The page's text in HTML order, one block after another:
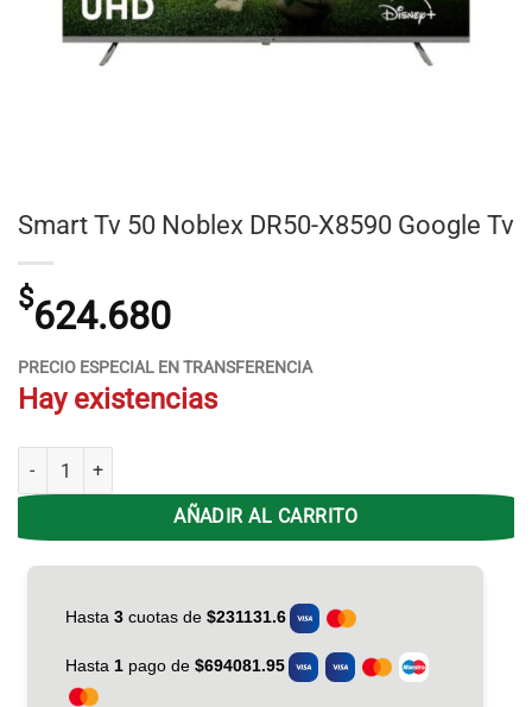
Smart Tv 50 Noblex DR50-X8590 Google Tv
$624.680
PRECIO ESPECIAL EN TRANSFERENCIA
Hay existencias
Smart Tv 50 Noblex DR50-X8590 Google Tv cantidad
AÑADIR AL CARRITO